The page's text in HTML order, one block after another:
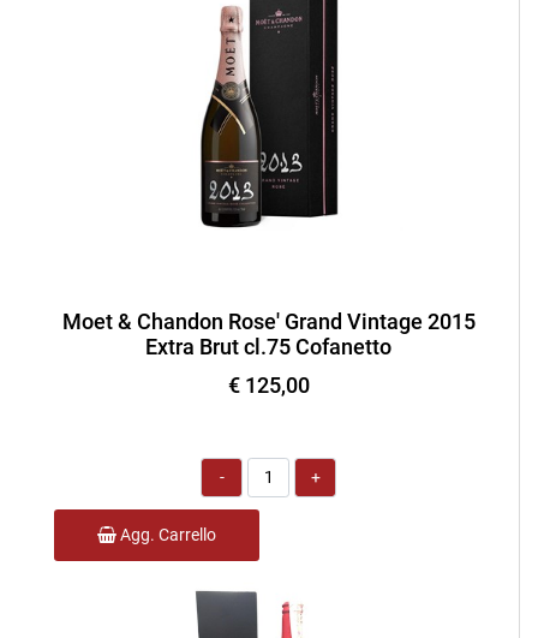
Moet & Chandon Rose' Grand Vintage 2015
Extra Brut cl.75 Cofanetto
€ 125,00
Quantità
Agg. Carrello